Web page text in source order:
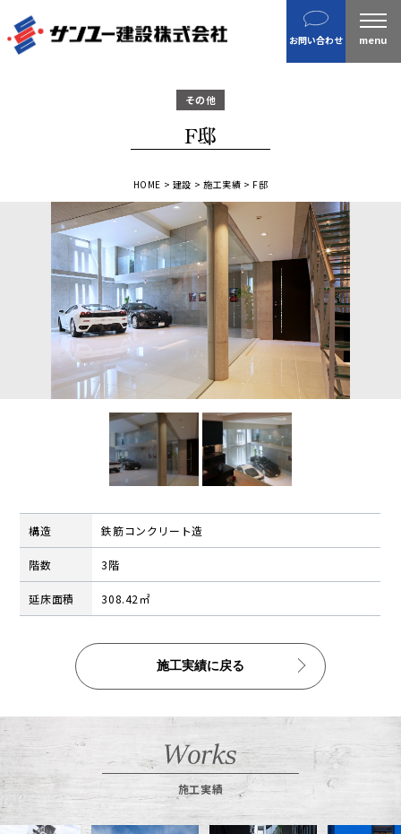
お問い合わせ
建設
私たちの目指す姿 / CSR
ニュース
施工実績
財務情報
株主総会招集通知など
株式インフォメーション
会社の特徴
採用情報
（請求書関係はコチラ）
（請求書用紙ダウンロードはコチラ）
会社案内ダウンロード（PDF）
その他
F邸
HOME > 建設 > 施工実績 > F邸
構造 鉄筋コンクリート造
階数 3階
延床面積 308.42㎡
施工実績に戻る
施工実績